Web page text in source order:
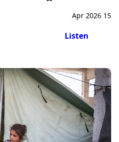
15 Apr 2026
Listen